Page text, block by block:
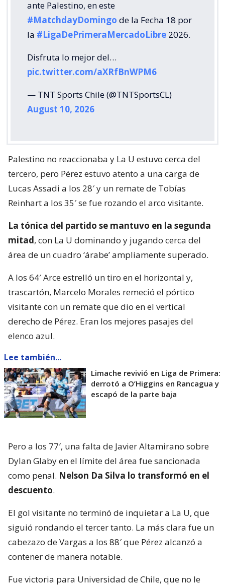
ante Palestino, en este
#MatchdayDomingo de la Fecha 18 por
la #LigaDePrimeraMercadoLibre 2026.
Disfruta lo mejor del…
pic.twitter.com/aXRfBnWPM6
— TNT Sports Chile (@TNTSportsCL)
August 10, 2026
Palestino no reaccionaba y La U estuvo cerca del
tercero, pero Pérez estuvo atento a una carga de
Lucas Assadi a los 28′ y un remate de Tobías
Reinhart a los 35′ se fue rozando el arco visitante.
La tónica del partido se mantuvo en la segunda
mitad, con La U dominando y jugando cerca del
área de un cuadro ‘árabe’ ampliamente superado.
A los 64′ Arce estrelló un tiro en el horizontal y,
trascartón, Marcelo Morales remeció el pórtico
visitante con un remate que dio en el vertical
derecho de Pérez. Eran los mejores pasajes del
elenco azul.
Lee también...
Limache revivió en Liga de Primera:
derrotó a O’Higgins en Rancagua y
escapó de la parte baja
Pero a los 77′, una falta de Javier Altamirano sobre
Dylan Glaby en el límite del área fue sancionada
como penal. Nelson Da Silva lo transformó en el
descuento.
El gol visitante no terminó de inquietar a La U, que
siguió rondando el tercer tanto. La más clara fue un
cabezazo de Vargas a los 88′ que Pérez alcanzó a
contener de manera notable.
Fue victoria para Universidad de Chile, que no le